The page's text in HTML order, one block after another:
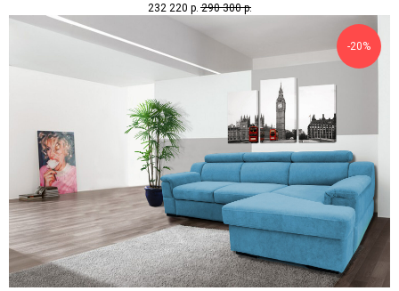
232 220 р. 290 300 р.
-20%